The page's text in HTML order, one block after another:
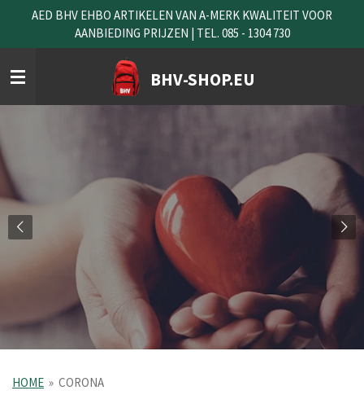
naar
de
hoofdinhoud
BHV-SHOP.EU
AED BHV EHBO ARTIKELEN VAN A-MERK KWALITEIT VOOR
AANBIEDING PRIJZEN | TEL. 085 - 1304 730
HOME » CORONA